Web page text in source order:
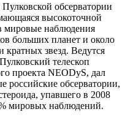
обсерватории
высокоточной
мировые наблюдения
больших планет и около
звезд. Ведутся
телескоп
проекта NEODyS, дал
российские обсерватории,
упавшего в 2008
мировых наблюдений.